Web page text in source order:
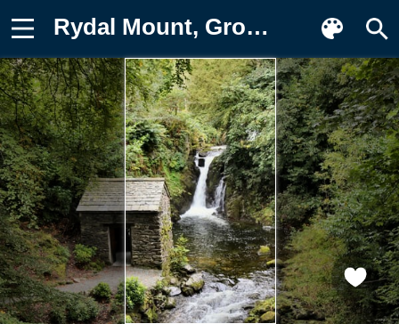
Rydal Mount, Grotto waterfall, пейзаж Картинка на телефон